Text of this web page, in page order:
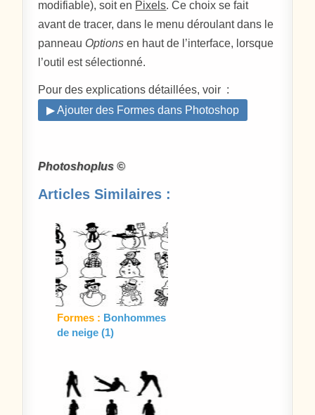
modifiable), soit en Pixels. Ce choix se fait
avant de tracer, dans le menu déroulant dans le
panneau Options en haut de l’interface, lorsque
l’outil est sélectionné.
Pour des explications détaillées, voir :
▶ Ajouter des Formes dans Photoshop
Photoshoplus ©
Articles Similaires :
Formes : Bonhommes
de neige (1)